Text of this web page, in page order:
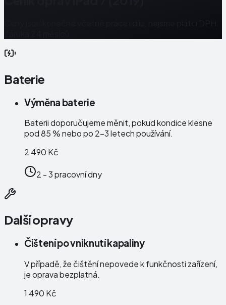
Baterie
Výměna baterie
Baterii doporučujeme měnit, pokud kondice klesne
pod 85 % nebo po 2–3 letech používání.
2 490 Kč
2 - 3 pracovní dny
Další opravy
Čištení po vniknutí kapaliny
V případě, že čištění nepovede k funkčnosti zařízení,
je oprava bezplatná.
1 490 Kč